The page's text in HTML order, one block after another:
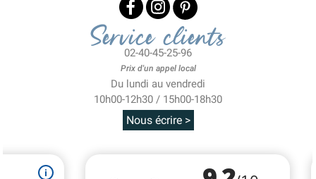
Service clients
02-40-45-25-96
Prix d'un appel local
Du lundi au vendredi
10h00-12h30 / 15h00-18h30
Nous écrire >